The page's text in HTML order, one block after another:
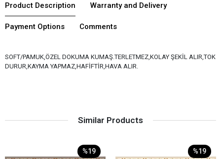
Product Description Warranty and Delivery
Payment Options Comments
SOFT/PAMUK,ÖZEL DOKUMA KUMAŞ.TERLETMEZ,KOLAY ŞEKİL ALIR,TOK
DURUR,KAYMA YAPMAZ,HAFİFTİR,HAVA ALIR.
Similar Products
%19 %19